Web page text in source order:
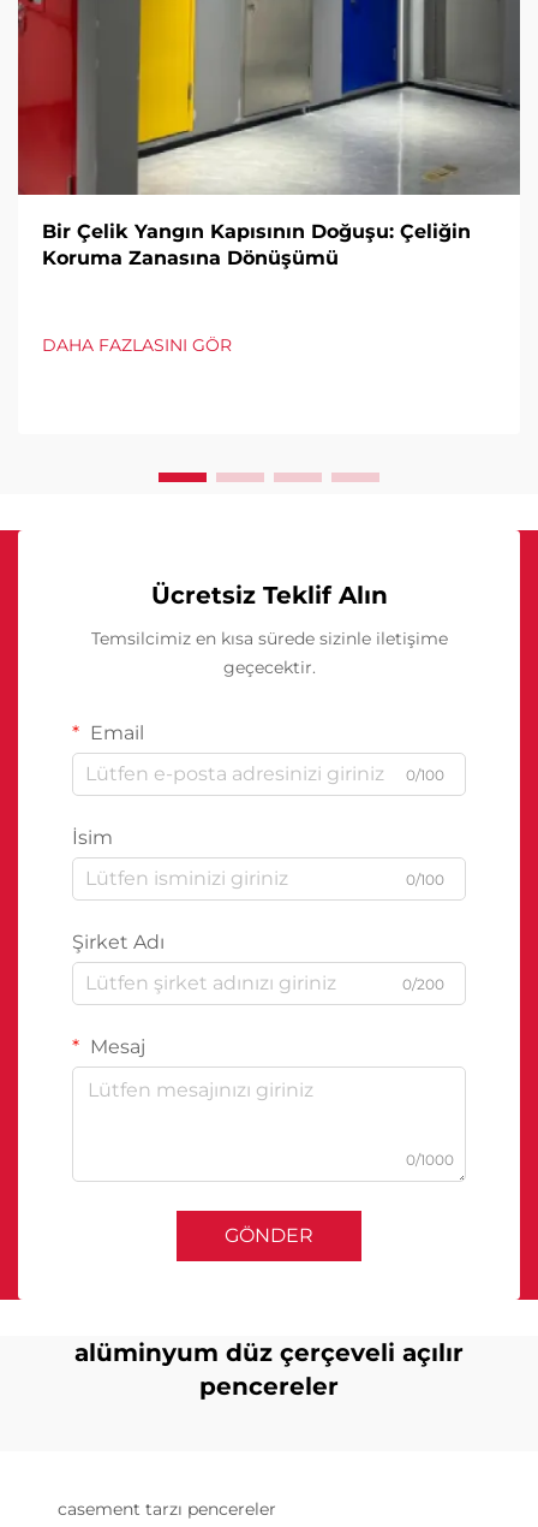
Bir Çelik Yangın Kapısının Doğuşu: Çeliğin
Koruma Zanasına Dönüşümü
DAHA FAZLASINI GÖR
Ücretsiz Teklif Alın
Temsilcimiz en kısa sürede sizinle iletişime
geçecektir.
Email
0/100
İsim
0/100
Şirket Adı
0/200
Mesaj
0/1000
GÖNDER
alüminyum düz çerçeveli açılır
pencereler
casement tarzı pencereler